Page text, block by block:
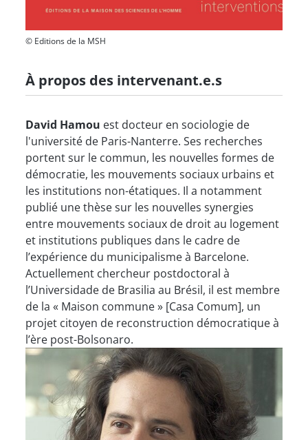
© Editions de la MSH
À propos des intervenant.e.s
David Hamou est docteur en sociologie de
l'université de Paris-Nanterre. Ses recherches
portent sur le commun, les nouvelles formes de
démocratie, les mouvements sociaux urbains et
les institutions non-étatiques. Il a notamment
publié une thèse sur les nouvelles synergies
entre mouvements sociaux de droit au logement
et institutions publiques dans le cadre de
l’expérience du municipalisme à Barcelone.
Actuellement chercheur postdoctoral à
l’Universidade de Brasilia au Brésil, il est membre
de la « Maison commune » [Casa Comum], un
projet citoyen de reconstruction démocratique à
l’ère post-Bolsonaro.